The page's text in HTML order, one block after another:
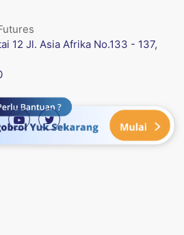
12 Jl. Asia Afrika No.133 - 137,